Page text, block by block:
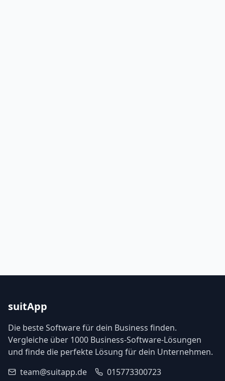
suitApp
Die beste Software für dein Business finden.
Vergleiche über 1000 Business-Software-Lösungen
und finde die perfekte Lösung für dein Unternehmen.
team@suitapp.de
015773300723